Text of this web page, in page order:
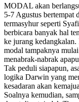
MODAL akan
5-7 Agustus bertempat
termasyhur seperti
berbicara banyak hal
ke jurang kedangkalan.
modal tampaknya
menabrak-nabrak
Tak peduli siapapun,
logika Darwin yang
kesadaran akan
Soalnya kemudian,